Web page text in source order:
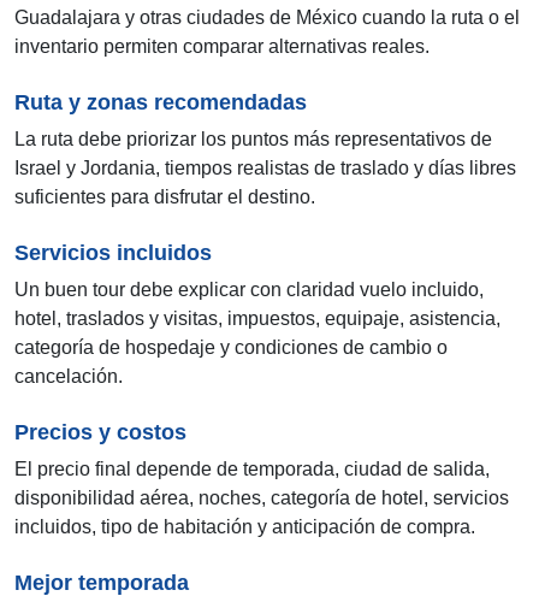
Guadalajara y otras ciudades de México cuando la ruta o el
inventario permiten comparar alternativas reales.
Ruta y zonas recomendadas
La ruta debe priorizar los puntos más representativos de
Israel y Jordania, tiempos realistas de traslado y días libres
suficientes para disfrutar el destino.
Servicios incluidos
Un buen tour debe explicar con claridad vuelo incluido,
hotel, traslados y visitas, impuestos, equipaje, asistencia,
categoría de hospedaje y condiciones de cambio o
cancelación.
Precios y costos
El precio final depende de temporada, ciudad de salida,
disponibilidad aérea, noches, categoría de hotel, servicios
incluidos, tipo de habitación y anticipación de compra.
Mejor temporada